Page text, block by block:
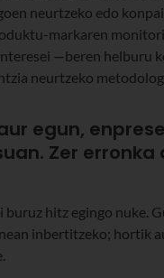
neurtzeko edo
markaren
—beren helburu
neurtzeko
egun,
Zer
hitz egingo nuke.
inbertitzeko; hortik